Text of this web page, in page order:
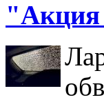
"Акция